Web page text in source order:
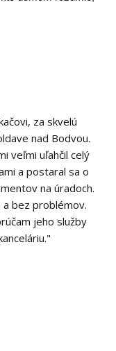
za skvelú
nad Bodvou.
veľmi uľahčil celý
a postaral sa o
na úradoch.
a bez problémov.
jeho služby